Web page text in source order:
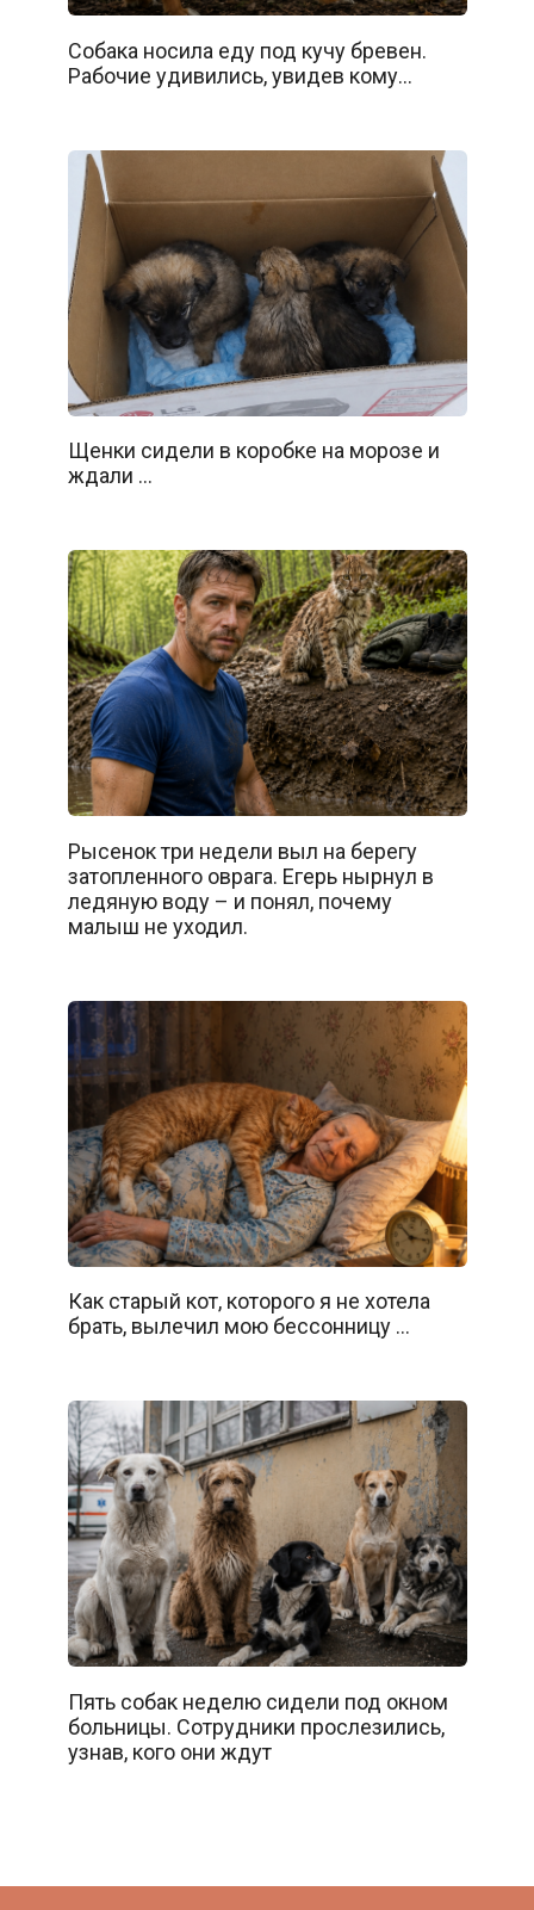
Собака носила еду под кучу бревен.
Рабочие удивились, увидев кому…
Щенки сидели в коробке на морозе и
ждали …
Рысенок три недели выл на берегу
затопленного оврага. Егерь нырнул в
ледяную воду – и понял, почему
малыш не уходил.
Как старый кот, которого я не хотела
брать, вылечил мою бессонницу …
Пять собак неделю сидели под окном
больницы. Сотрудники прослезились,
узнав, кого они ждут